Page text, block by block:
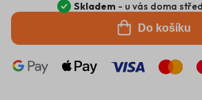
Do košíku
Skladem - u vás doma